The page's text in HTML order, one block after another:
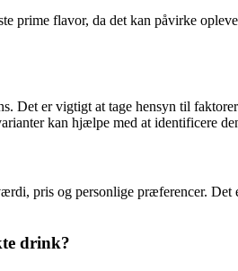
prime flavor, da det kan påvirke
er vigtigt at tage hensyn til
kan hjælpe med at identificere
pris og personlige præferencer.
drink?